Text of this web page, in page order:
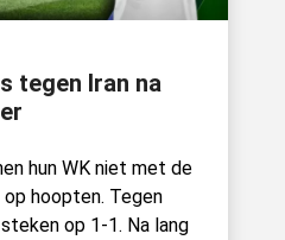
tegen Iran na
hun WK niet met de
hoopten. Tegen
op 1-1. Na lang